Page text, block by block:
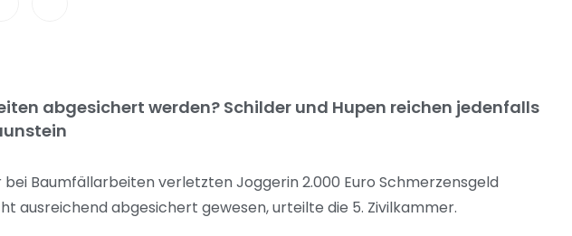
abgesichert werden? Schilder und Hupen reichen jedenfalls
Baumfällarbeiten verletzten Joggerin 2.000 Euro Schmerzensgeld
ausreichend abgesichert gewesen, urteilte die 5. Zivilkammer.